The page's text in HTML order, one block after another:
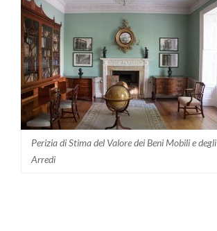
Perizia di Stima del Valore dei Beni Mobili e degli
Arredi